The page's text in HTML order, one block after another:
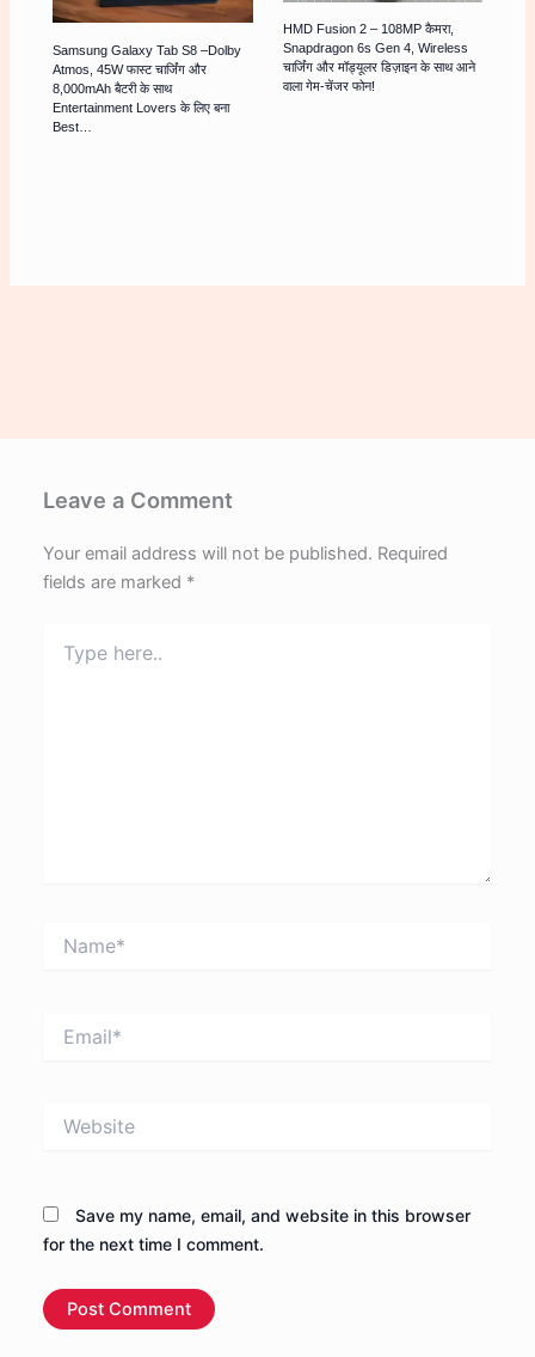
Samsung Galaxy Tab S8 –Dolby
Atmos, 45W फास्ट चार्जिंग और
8,000mAh बैटरी के साथ
Entertainment Lovers के लिए बना
Best…
HMD Fusion 2 – 108MP कैमरा,
Snapdragon 6s Gen 4, Wireless
चार्जिंग और मॉड्यूलर डिज़ाइन के साथ आने
वाला गेम-चेंजर फोन!
Leave a Comment
Your email address will not be published. Required
fields are marked *
here..
Save my name, email, and website in this browser
for the next time I comment.